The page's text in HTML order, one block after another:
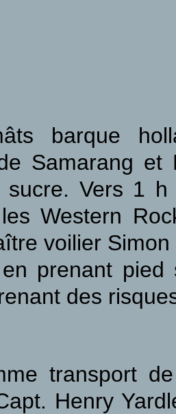
barque
Samarang et
Vers 1
Western
voilier
prenant
des
transport
Henry